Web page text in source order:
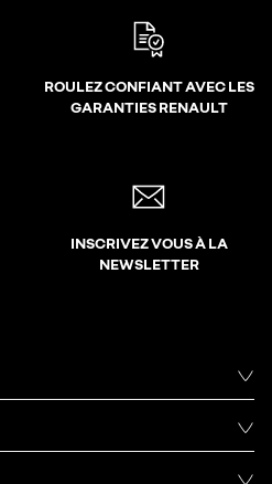
ROULEZ CONFIANT AVEC LES
GARANTIES RENAULT
INSCRIVEZ VOUS À LA
NEWSLETTER